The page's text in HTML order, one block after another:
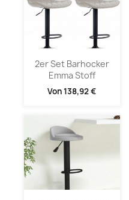
2er Set Barhocker
Emma Stoff
Von138,92 €